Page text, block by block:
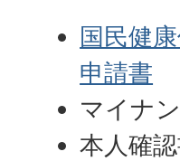
国民健
申請書
マイナ
本人確